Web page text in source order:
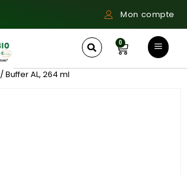
Mon compte
0
/ Buffer AL, 264 ml